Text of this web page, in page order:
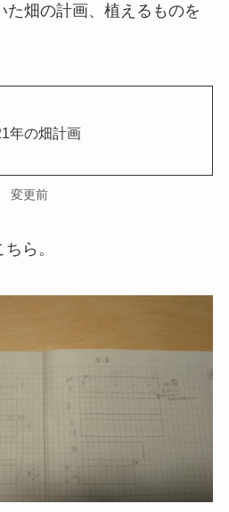
た畑の計画、植えるものを
年の畑計画
変更前
ら。